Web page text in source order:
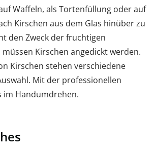
Waffeln, als Tortenfüllung oder auf
Kirschen aus dem Glas hinüber zu
den Zweck der fruchtigen
Kirschen angedickt werden.
Kirschen stehen verschiedene
Mit der professionellen
im Handumdrehen.